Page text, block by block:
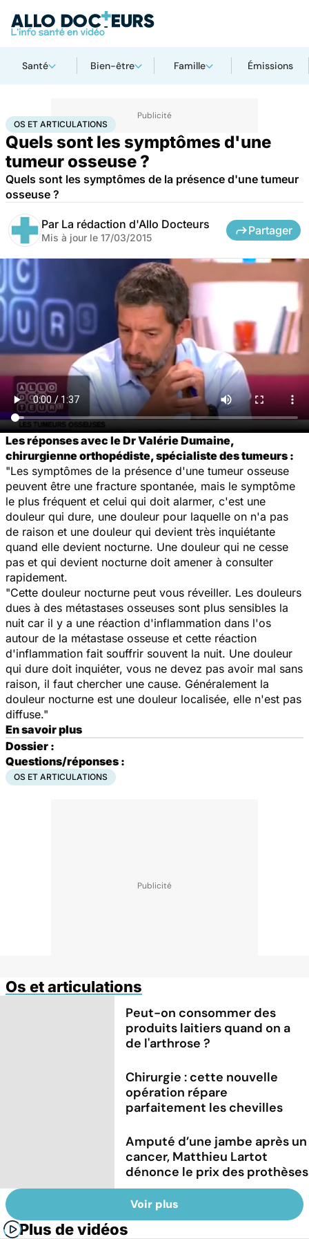
Santé Bien-être Famille Émissions
Accueil SantéMaladiesOs et articulations
OS ET ARTICULATIONS
Quels sont les symptômes d'une
tumeur osseuse ?
Quels sont les symptômes de la présence d'une tumeur
osseuse ?
Par La rédaction d'Allo Docteurs
Mis à jour le 17/03/2015
Partager
Les réponses avec le Dr Valérie Dumaine,
chirurgienne orthopédiste, spécialiste des tumeurs :
"Les symptômes de la présence d'une tumeur osseuse
peuvent être une fracture spontanée, mais le symptôme
le plus fréquent et celui qui doit alarmer, c'est une
douleur qui dure, une douleur pour laquelle on n'a pas
de raison et une douleur qui devient très inquiétante
quand elle devient nocturne. Une douleur qui ne cesse
pas et qui devient nocturne doit amener à consulter
rapidement.
"Cette douleur nocturne peut vous réveiller. Les douleurs
dues à des métastases osseuses sont plus sensibles la
nuit car il y a une réaction d'inflammation dans l'os
autour de la métastase osseuse et cette réaction
d'inflammation fait souffrir souvent la nuit. Une douleur
qui dure doit inquiéter, vous ne devez pas avoir mal sans
raison, il faut chercher une cause. Généralement la
douleur nocturne est une douleur localisée, elle n'est pas
diffuse."
En savoir plus
Dossier :
Questions/réponses :
OS ET ARTICULATIONS
Os et articulations
Peut-on consommer des
produits laitiers quand on a
de l'arthrose ?
Chirurgie : cette nouvelle
opération répare
parfaitement les chevilles
Amputé d’une jambe après un
cancer, Matthieu Lartot
dénonce le prix des prothèses
Voir plus
Plus de vidéos